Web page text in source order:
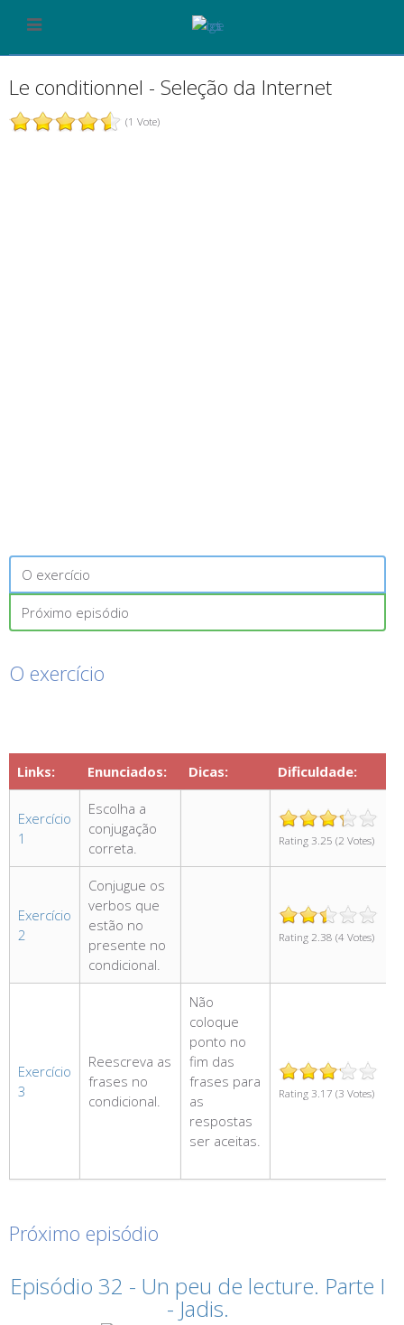
Le conditionnel - Seleção da Internet
(1 Vote)
O exercício
Próximo episódio
O exercício
Links: Enunciados: Dicas: Dificuldade:
Exercício
1
Escolha a
conjugação
correta.
Rating 3.25 (2 Votes)
Exercício
2
Conjugue os
verbos que
estão no
presente no
condicional.
Rating 2.38 (4 Votes)
Exercício
3
Reescreva as
frases no
condicional.
Não
coloque
ponto no
fim das
frases para
as
respostas
ser aceitas.
Rating 3.17 (3 Votes)
Próximo episódio
Episódio 32 - Un peu de lecture. Parte I
- Jadis.